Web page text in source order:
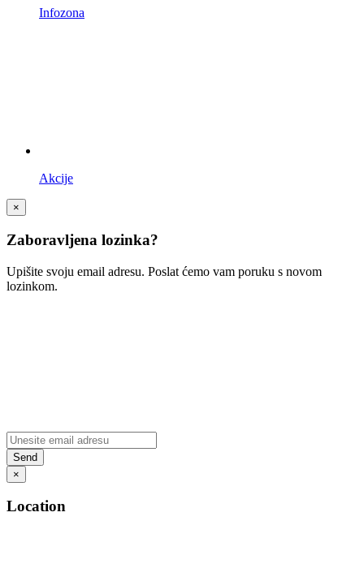
Infozona
Akcije
×
Zaboravljena lozinka?
Upišite svoju email adresu. Poslat ćemo vam poruku s novom
lozinkom.
×
Location